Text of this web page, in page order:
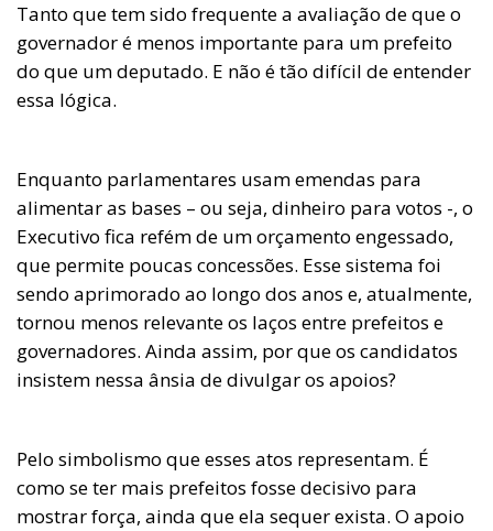
Tanto que tem sido frequente a avaliação de que o
governador é menos importante para um prefeito
do que um deputado. E não é tão difícil de entender
essa lógica.
Enquanto parlamentares usam emendas para
alimentar as bases – ou seja, dinheiro para votos -, o
Executivo fica refém de um orçamento engessado,
que permite poucas concessões. Esse sistema foi
sendo aprimorado ao longo dos anos e, atualmente,
tornou menos relevante os laços entre prefeitos e
governadores. Ainda assim, por que os candidatos
insistem nessa ânsia de divulgar os apoios?
Pelo simbolismo que esses atos representam. É
como se ter mais prefeitos fosse decisivo para
mostrar força, ainda que ela sequer exista. O apoio